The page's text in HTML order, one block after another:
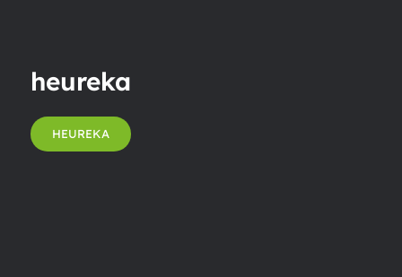
heureka
HEUREKA